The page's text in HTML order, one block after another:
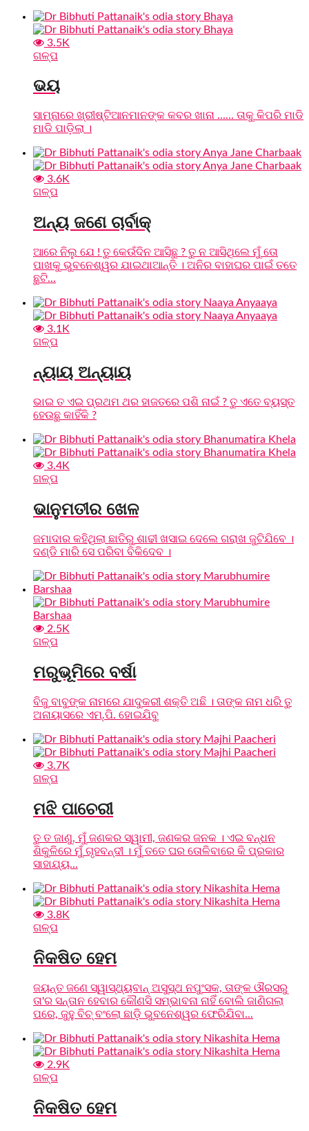
3.5K
ଗଳ୍ପ
ଭୟ
ସାମ୍ନାରେ ଖ୍ରୀଷ୍ଟିଆନମାନଙ୍କ କବର ଖାନା ...... ତାକୁ କିପରି ମାଡି
ମାଡି ପାଡ଼ିଲା ।
3.6K
ଗଳ୍ପ
ଅନ୍ୟ ଜଣେ ଚାର୍ବାକ୍
ଆରେ ନିଲୁ ଯେ ! ତୁ କେଉଁଦିନ ଆସିଛୁ ? ତୁ ନ ଆସିଥିଲେ ମୁଁ ତୋ
ପାଖକୁ ଭୁବନେଶ୍ୱର ଯାଇଥାଆନ୍ତି । ଅନିର ବାହାଘର ପାଇଁ ତତେ
ଛୁଟି...
3.1K
ଗଳ୍ପ
ନ୍ୟାୟ ଅନ୍ୟାୟ
ଭାଇ ତ ଏଇ ପ୍ରଥମ ଥର ହାଜତରେ ପଶି ନାଇଁ ? ତୁ ଏତେ ବ୍ୟସ୍ତ
ହେଉଛୁ କାହିଁକି ?
3.4K
ଗଳ୍ପ
ଭାନୁମତୀର ଖେଳ
ଜମାଦାର କହିଥିଲା ଛାତିରୁ ଶାଢୀ ଖସାଇ ଦେଲେ ଗରାଖ ଜୁଟିଯିବେ ।
ଦଣ୍ଡି ମାରି ସେ ପରିବା ବିକିଦେବ ।
2.5K
ଗଳ୍ପ
ମରୁଭୂମିରେ ବର୍ଷା
ବିଜୁ ବାବୁଙ୍କ ନାମରେ ଯାଦୁକରୀ ଶକ୍ତି ଅଛି । ତାଙ୍କ ନାମ ଧରି ତୁ
ଅନାୟାସରେ ଏମ୍.ପି. ହୋଇଯିବୁ
3.7K
ଗଳ୍ପ
ମଝି ପାଚେରୀ
ତୁ ତ ଜାଣୁ, ମୁଁ ଜଣକର ସ୍ୱାମୀ, ଜଣକର ଜନକ । ଏଇ ବନ୍ଧନ
ଶିକୁଳିରେ ମୁଁ ଗୃହବନ୍ଦୀ । ମୁଁ ତତେ ଘର ତୋଳିବାରେ କି ପ୍ରକାର
ସାହାଯ୍ୟ...
3.8K
ଗଳ୍ପ
ନିକଷିତ ହେମ
ଜୟନ୍ତ ଜଣେ ସ୍ୱାସ୍ଥ୍ୟବାନ୍ ଅସୁସ୍ଥ ନପୁଂସକ, ତାଙ୍କ ଔରସରୁ
ତା'ର ସନ୍ତାନ ହେବାର କୌଣସି ସମ୍ଭାବନା ନାହିଁ ବୋଲି ଜାଣିଗଲା
ପରେ, ଜୁହୁ ବିଚ୍ ବଂଲୋ ଛାଡ଼ି ଭୁବନେଶ୍ୱର ଫେରିଯିବା...
2.9K
ଗଳ୍ପ
ନିକଷିତ ହେମ